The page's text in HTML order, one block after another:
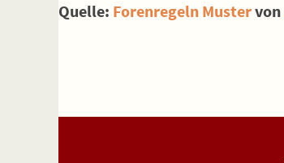
Quelle: Forenregeln Mustervon